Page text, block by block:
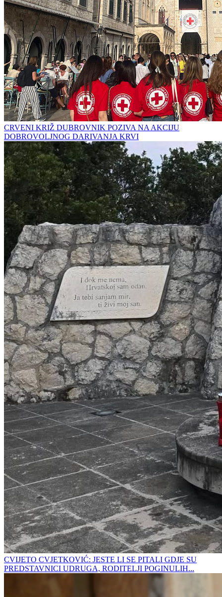
CRVENI KRIŽ DUBROVNIK POZIVA NA AKCIJU
DOBROVOLJNOG DARIVANJA KRVI
CVIJETO CVJETKOVIĆ: JESTE LI SE PITALI GDJE SU
PREDSTAVNICI UDRUGA, RODITELJI POGINULIH...